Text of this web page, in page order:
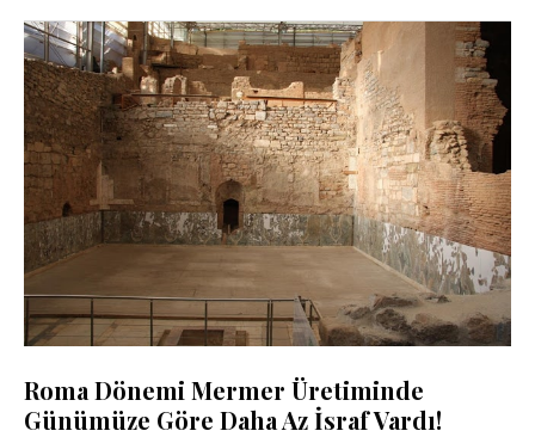
Roma Dönemi Mermer Üretiminde
Günümüze Göre Daha Az İsraf Vardı!